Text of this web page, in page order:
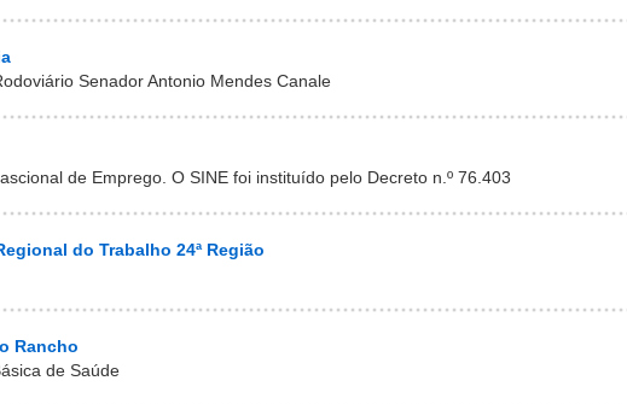
Senador Antonio Mendes Canale
de Emprego. O SINE foi instituído pelo Decreto n.º 76.403
do Trabalho 24ª Região
Rancho
de Saúde